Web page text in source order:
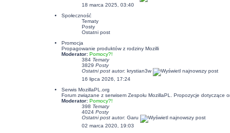
18 marca 2025, 03:40
Społeczność
Tematy
Posty
Ostatni post
Promocja
Propagowanie produktów z rodziny Mozilli
Moderator: Pomocy?!
384 Tematy
3829 Posty
Ostatni postautor: krystian3w
16 lipca 2026, 17:24
Serwis MozillaPL.org
Forum związane z serwisem Zespołu MozillaPL. Propozycje
Moderator: Pomocy?!
398 Tematy
4024 Posty
Ostatni postautor: Garu
02 marca 2020, 19:03